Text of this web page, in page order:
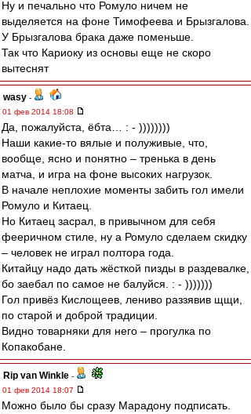
Ну и печально что Ромуло ничем не
выделяется на фоне Тимофеева и Брызгалова.
У Брызгалова брака даже поменьше.
Так что Кариоку из основы еще не скоро
вытеснят
wasy -
01 фев 2014 18:08
Да, пожалуйста, ёбта… : - ))))))))
Наши какие-то вялые и полуживые, что,
вообще, ясно и понятно – тренька в день
матча, и игра на фоне высоких нагрузок.
В начале неплохие моменты забить гол имели
Ромуло и Китаец.
Но Китаец засрал, в привычном для себя
фееричном стиле, ну а Ромуло сделаем скидку
– человек не играл полтора года.
Китайцу надо дать жёсткой пизды в раздевалке,
бо заебал по самое не балуйся. : - )))))))
Гол привёз Кислощеев, лениво раззявив щщи,
по старой и доброй традиции.
Видно товарняки для него – прогулка по
Копакобане.
Rip van Winkle -
01 фев 2014 18:07
Можно было бы сразу Марадону подписать.